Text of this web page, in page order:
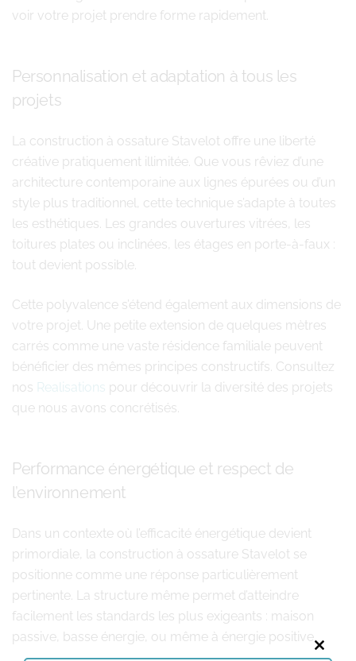
voir votre projet prendre forme rapidement.
Personnalisation et adaptation à tous les
projets
La construction à ossature Stavelot offre une liberté
créative pratiquement illimitée. Que vous rêviez d’une
architecture contemporaine aux lignes épurées ou d’un
style plus traditionnel, cette technique s’adapte à toutes
les esthétiques. Les grandes ouvertures vitrées, les
toitures plates ou inclinées, les étages en porte-à-faux :
tout devient possible.
Cette polyvalence s’étend également aux dimensions de
votre projet. Une petite extension de quelques mètres
carrés comme une vaste résidence familiale peuvent
bénéficier des mêmes principes constructifs. Consultez
nos Realisations pour découvrir la diversité des projets
que nous avons concrétisés.
Performance énergétique et respect de
l’environnement
Dans un contexte où l’efficacité énergétique devient
primordiale, la construction à ossature Stavelot se
positionne comme une réponse particulièrement
pertinente. La structure même permet d’atteindre
facilement les standards les plus exigeants : maison
passive, basse énergie, ou même à énergie positive.